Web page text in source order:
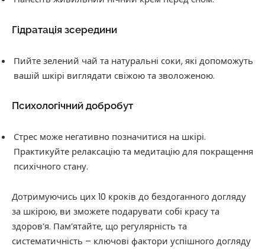
Гідратація зсередини
Пийте зелений чай та натуральні соки, які допоможуть
вашій шкірі виглядати свіжою та зволоженою.
Психологічний добробут
Стрес може негативно позначитися на шкірі.
Практикуйте релаксацію та медитацію для покращення
психічного стану.
Дотримуючись цих 10 кроків до бездоганного догляду
за шкірою, ви зможете подарувати собі красу та
здоров’я. Пам’ятайте, що регулярність та
систематичність – ключові фактори успішного догляду